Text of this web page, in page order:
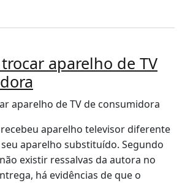
aparelho de TV
aparelho televisor diferente
aparelho substituído. Segundo
existir ressalvas da autora no
há evidências de que o